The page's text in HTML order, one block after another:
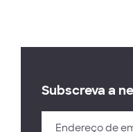
Subscreva a